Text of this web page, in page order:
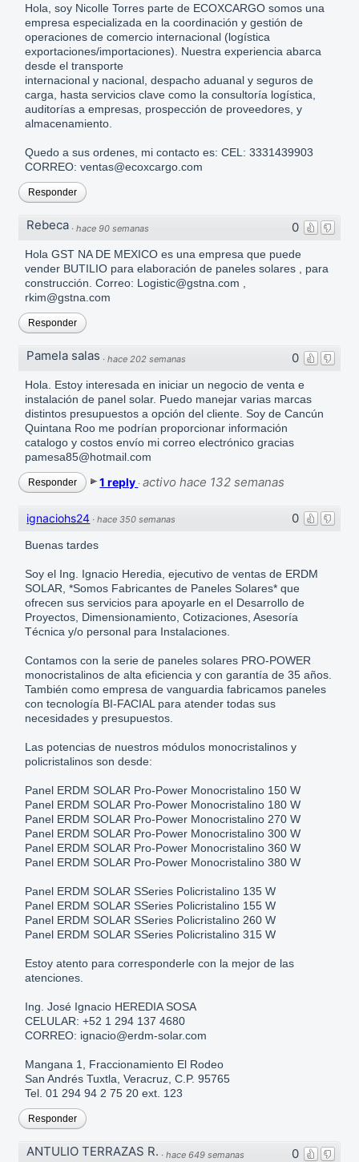
Hola, soy Nicolle Torres parte de ECOXCARGO somos una
empresa especializada en la coordinación y gestión de
operaciones de comercio internacional (logística
exportaciones/importaciones). Nuestra experiencia abarca
desde el transporte
internacional y nacional, despacho aduanal y seguros de
carga, hasta servicios clave como la consultoría logística,
auditorías a empresas, prospección de proveedores, y
almacenamiento.
Quedo a sus ordenes, mi contacto es: CEL: 3331439903
CORREO: ventas@ecoxcargo.com
Responder
0
Rebeca ·hace 90 semanas
Hola GST NA DE MEXICO es una empresa que puede
vender BUTILIO para elaboración de paneles solares , para
construcción. Correo: Logistic@gstna.com ,
rkim@gstna.com
Responder
0
Pamela salas ·hace 202 semanas
Hola. Estoy interesada en iniciar un negocio de venta e
instalación de panel solar. Puedo manejar varias marcas
distintos presupuestos a opción del cliente. Soy de Cancún
Quintana Roo me podrían proporcionar información
catalogo y costos envío mi correo electrónico gracias
pamesa85@hotmail.com
Responder 1 reply ·activo hace 132 semanas
0
ignaciohs24 ·hace 350 semanas
Buenas tardes
Soy el Ing. Ignacio Heredia, ejecutivo de ventas de ERDM
SOLAR, *Somos Fabricantes de Paneles Solares* que
ofrecen sus servicios para apoyarle en el Desarrollo de
Proyectos, Dimensionamiento, Cotizaciones, Asesoría
Técnica y/o personal para Instalaciones.
Contamos con la serie de paneles solares PRO-POWER
monocristalinos de alta eficiencia y con garantía de 35 años.
También como empresa de vanguardia fabricamos paneles
con tecnología BI-FACIAL para atender todas sus
necesidades y presupuestos.
Las potencias de nuestros módulos monocristalinos y
policristalinos son desde:
Panel ERDM SOLAR Pro-Power Monocristalino 150 W
Panel ERDM SOLAR Pro-Power Monocristalino 180 W
Panel ERDM SOLAR Pro-Power Monocristalino 270 W
Panel ERDM SOLAR Pro-Power Monocristalino 300 W
Panel ERDM SOLAR Pro-Power Monocristalino 360 W
Panel ERDM SOLAR Pro-Power Monocristalino 380 W
Panel ERDM SOLAR SSeries Policristalino 135 W
Panel ERDM SOLAR SSeries Policristalino 155 W
Panel ERDM SOLAR SSeries Policristalino 260 W
Panel ERDM SOLAR SSeries Policristalino 315 W
Estoy atento para corresponderle con la mejor de las
atenciones.
Ing. José Ignacio HEREDIA SOSA
CELULAR: +52 1 294 137 4680
CORREO: ignacio@erdm-solar.com
Mangana 1, Fraccionamiento El Rodeo
San Andrés Tuxtla, Veracruz, C.P. 95765
Tel. 01 294 94 2 75 20 ext. 123
Responder
0
ANTULIO TERRAZAS R. ·hace 649 semanas